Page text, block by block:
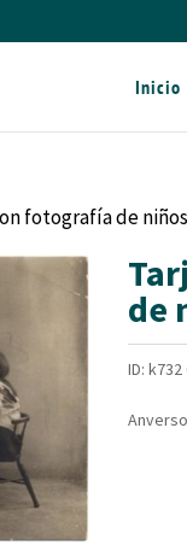
Inicio
fotografía de
de
ID:k732